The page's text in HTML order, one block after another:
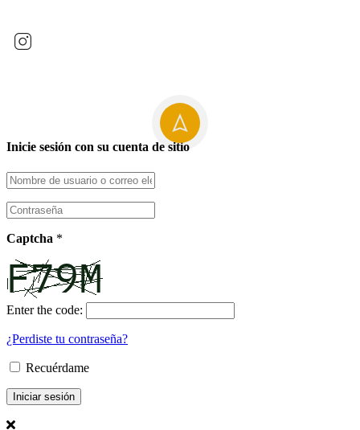
Inicie sesión con su cuenta de sitio
Captcha *
Enter the code:
¿Perdiste tu contraseña?
Recuérdame